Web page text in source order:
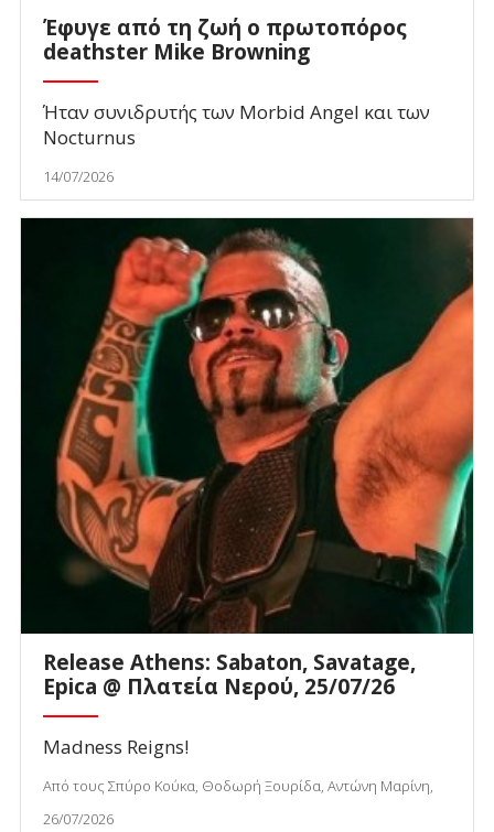
Έφυγε από τη ζωή ο πρωτοπόρος
deathster Mike Browning
Ήταν συνιδρυτής των Morbid Angel και των
Nocturnus
14/07/2026
Release Athens: Sabaton, Savatage,
Epica @ Πλατεία Νερού, 25/07/26
Madness Reigns!
Από τους Σπύρο Κούκα, Θοδωρή Ξουρίδα, Αντώνη Μαρίνη,
26/07/2026